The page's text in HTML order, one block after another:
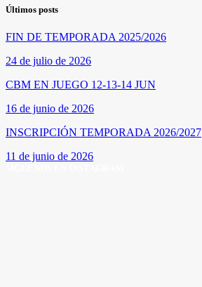
Últimos posts
FIN DE TEMPORADA 2025/2026
24 de julio de 2026
CBM EN JUEGO 12-13-14 JUN
16 de junio de 2026
INSCRIPCIÓN TEMPORADA 2026/2027
11 de junio de 2026